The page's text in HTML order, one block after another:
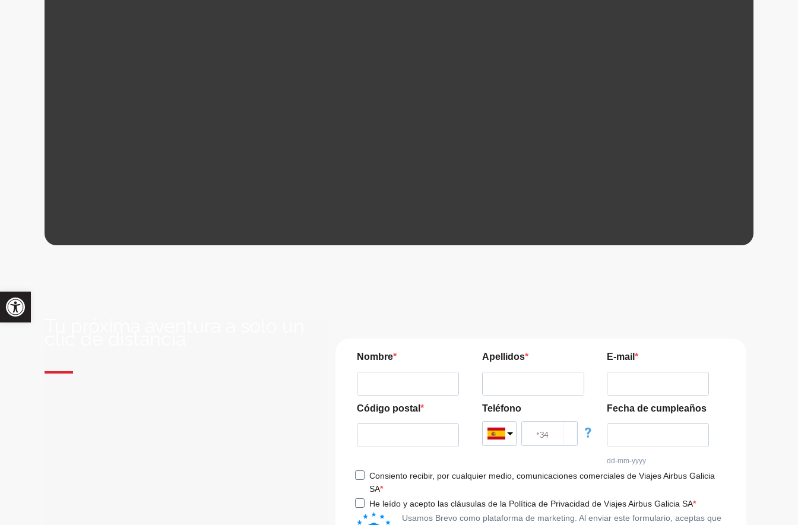
Nombre Apellidos E-mail
Código postal Teléfono
?
Fecha de cumpleaños
dd-mm-yyyy
Consiento recibir, por cualquier medio, comunicaciones comerciales de Viajes Airbus Galicia
SA
He leído y acepto las cláusulas de la Política de Privacidad de Viajes Airbus Galicia SA
Usamos Brevo como plataforma de marketing. Al enviar este formulario, aceptas que